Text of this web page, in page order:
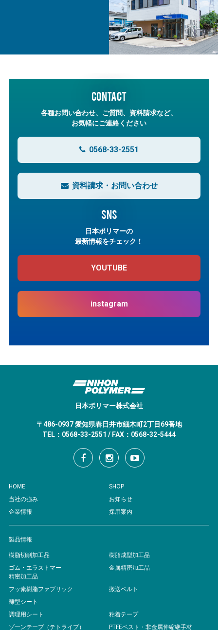
CONTACT
各種お問い合わせ、ご質問、資料請求など、
お気軽にご連絡ください
0568-33-2551
資料請求・お問い合わせ
SNS
日本ポリマーの
最新情報をチェック！
YOUTUBE
instagram
日本ポリマー株式会社
〒486-0937 愛知県春日井市細木町2丁目69番地
TEL：0568-33-2551 / FAX：0568-32-5444
HOME
SHOP
当社の強み
お知らせ
企業情報
採用案内
製品情報
樹脂切削加工品
樹脂成型加工品
ゴム・エラストマー
精密加工品
金属精密加工品
フッ素樹脂ファブリック
搬送ベルト
離型シート
調理用シート
粘着テープ
ゾーンテープ（テトライプ）
PTFEベスト・非金属伸縮継手材